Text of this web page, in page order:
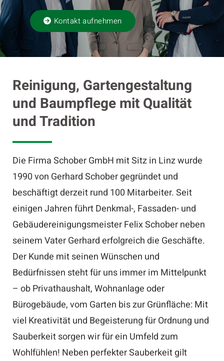
Kontakt aufnehmen
Reinigung, Gartengestaltung
und Baumpflege mit Qualität
und Tradition
Die Firma Schober GmbH mit Sitz in Linz wurde
1990 von Gerhard Schober gegründet und
beschäftigt derzeit rund 100 Mitarbeiter. Seit
einigen Jahren führt Denkmal-, Fassaden- und
Gebäudereinigungsmeister Felix Schober neben
seinem Vater Gerhard erfolgreich die Geschäfte.
Der Kunde mit seinen Wünschen und
Bedürfnissen steht für uns immer im Mittelpunkt
– ob Privathaushalt, Wohnanlage oder
Bürogebäude, vom Garten bis zur Grünfläche: Mit
viel Kreativität und Begeisterung für Ordnung und
Sauberkeit sorgen wir für ein Umfeld zum
Wohlfühlen! Neben perfekter Sauberkeit gilt